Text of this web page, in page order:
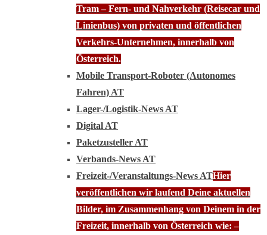
Tram – Fern- und Nahverkehr (Reisecar und
Linienbus) von privaten und öffentlichen
Verkehrs-Unternehmen, innerhalb von
Österreich.
Mobile Transport-Roboter (Autonomes
Fahren) AT
Lager-/Logistik-News AT
Digital AT
Paketzusteller AT
Verbands-News AT
Freizeit-/Veranstaltungs-News ATHier
veröffentlichen wir laufend Deine aktuellen
Bilder, im Zusammenhang von Deinem in der
Freizeit, innerhalb von Österreich wie: –